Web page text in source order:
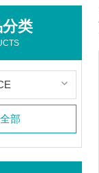
类
部